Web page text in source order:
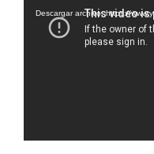
vídeo
Descargar archivo: https://